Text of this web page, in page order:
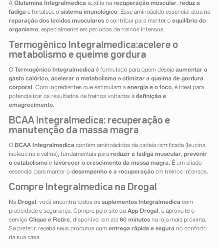
A Glutamina Integralmedicaauxilia na recuperação muscular, reduz a
fadigae fortalece o sistema imunológico. Esse aminoácido essencial atua na
reparação dos tecidos muscularese contribui para manter o equilíbrio do
organismo, especialmente em períodos de treinos intensos.
Termogênico Integralmedica:acelere o
metabolismo e queime gordura
O Termogênico Integralmedicaé formulado para quem deseja aumentar o
gasto calórico, acelerar o metabolismoe otimizar a queima de gordura
corporal . Com ingredientes que estimulam a energia e o foco, é ideal para
potencializar os resultados de treinos voltados à definição e
emagrecimento.
BCAA Integralmedica: recuperação e
manutenção da massa magra
O BCAA Integralmedicacontém aminoácidos de cadeia ramificada (leucina,
isoleucina e valina), fundamentais para reduzir a fadiga muscular, prevenir
o catabolismoe favorecer o crescimento da massa magra. É um aliado
essencial para manter o desempenho e a recuperaçãoem treinos intensos.
Compre Integralmedica na Drogal
Na Drogal , você encontra todos os suplementos Integralmedicacom
praticidade e segurança. Compre pelo site ou App Drogal , e aproveite o
serviço Clique e Retire, disponível em até 60 minutosna loja mais próxima.
Se preferir, receba seus produtos com entrega rápida e segurano conforto
da sua casa.